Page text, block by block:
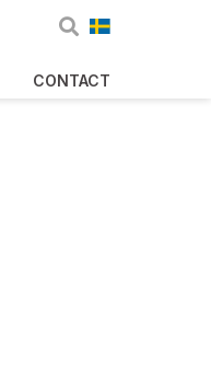
CONTACT